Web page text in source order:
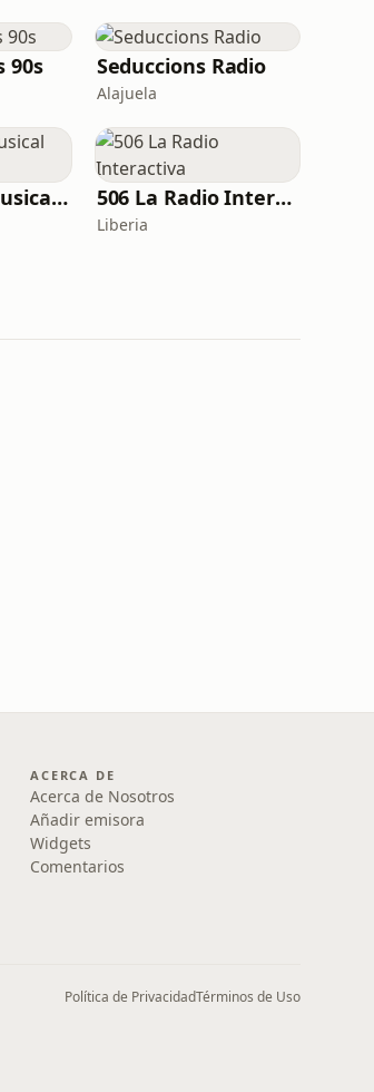
90s Seduccions Radio
Alajuela
Frecuencia Musical CR 506 La Radio Interactiva
Liberia
ACERCA DE
Acerca de Nosotros
Añadir emisora
Widgets
Comentarios
Política de PrivacidadTérminos de Uso